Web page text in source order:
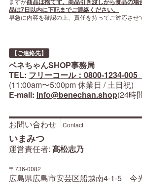
品は7日以内に下記までご連絡ください。
早急に内容を確認の上、責任を持ってご対応させ
【ご連絡先】
ベネちゃんSHOP事務局
TEL: フリーコール：0800-1234-005
(11:00am〜5:00pm 休業日 / 土日祝)
E-mail: info@benechan.shop(24時
お問い合わせ Contact
いまみつ
運営責任者: 髙松志乃
〒736-0082
広島県広島市安芸区船越南4-1-5 今